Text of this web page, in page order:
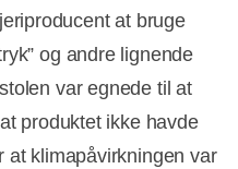
at bruge
og andre lignende
var egnede til at
produktet ikke havde
at klimapåvirkningen var